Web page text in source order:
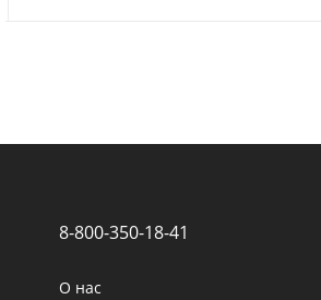
8-800-350-18-41
О нас